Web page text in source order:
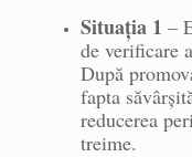
Situația 1 –
de verificare
După
fapta
reducerea
treime.